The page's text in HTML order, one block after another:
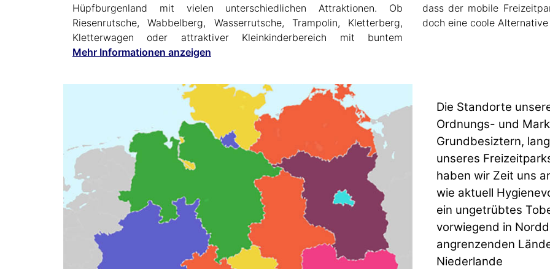
Hüpfburgenland mit vielen unterschiedlichen Attraktionen. Ob
Riesenrutsche, Wabbelberg, Wasserrutsche, Trampolin, Kletterberg,
Kletterwagen oder attraktiver Kleinkinderbereich mit buntem
dass der mobile Freizeitpark auch pädagogisch wertvoll ist, bietet er
doch eine coole
Mehr Informationen anzeigen
Die Standorte
Ordnungs- und
Grundbesiztern,
unseres
haben wir Zeit uns
wie aktuell
ein ungetrübtes
vorwiegend in
angrenzenden
Niederlande